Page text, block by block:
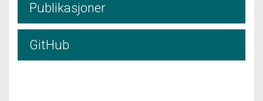
Publikasjoner
GitHub